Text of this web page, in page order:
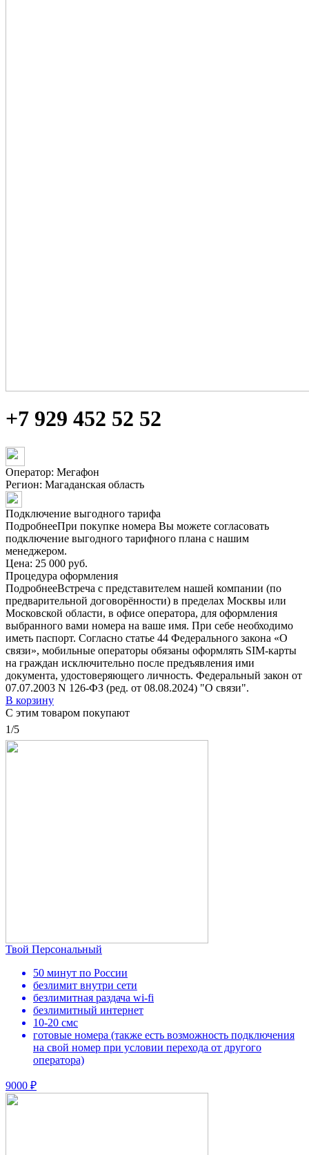
+7 929 452 52 52
Оператор: Мегафон
Регион: Магаданская область
Подключение выгодного тарифа
ПодробнееПри покупке номера Вы можете согласовать
подключение выгодного тарифного плана с нашим
менеджером.
Цена: 25 000 руб.
Процедура оформления
ПодробнееВстреча с представителем нашей компании (по
предварительной договорённости) в пределах Москвы или
Московской области, в офисе оператора, для оформления
выбранного вами номера на ваше имя. При себе необходимо
иметь паспорт. Согласно статье 44 Федерального закона «О
связи», мобильные операторы обязаны оформлять SIM-карты
на граждан исключительно после предъявления ими
документа, удостоверяющего личность. Федеральный закон от
07.07.2003 N 126-ФЗ (ред. от 08.08.2024) "О связи".
В корзину
С этим товаром покупают
1/5
Твой Персональный
50 минут по России
безлимит внутри сети
безлимитная раздача wi-fi
безлимитный интернет
10-20 смс
готовые номера (также есть возможность подключения
на свой номер при условии перехода от другого
оператора)
9000 ₽